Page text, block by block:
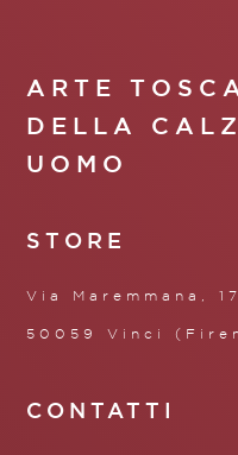
ARTE
DELLA
UOMO
STORE
Via Maremmana,
50059 Vinci
CONTATTI